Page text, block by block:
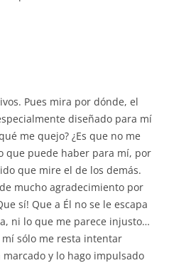
Pues mira por dónde, el
diseñado para mí
me quejo? ¿Es que no me
que puede haber para mí, por
que mire el de los demás.
mucho agradecimiento por
sí! Que a Él no se le escapa
ni lo que me parece injusto…
sólo me resta intentar
y lo hago impulsado